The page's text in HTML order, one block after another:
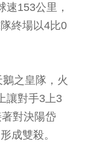
速153公里，
終場以4比0
之皇隊，火
讓對手3上3
對決陽岱
成雙殺。